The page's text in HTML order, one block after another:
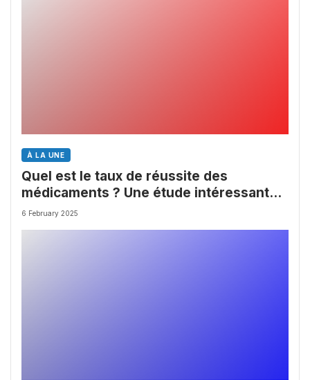
À LA UNE
Quel est le taux de réussite des
médicaments ? Une étude intéressante
chez les Big Pharmas
6 February 2025